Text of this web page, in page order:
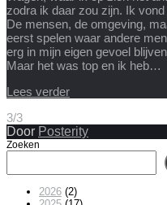
zodra ik daar zou zijn. Ik
De mensen, de omgeving,
eerst spelen waar andere
erg in mijn eigen gevoel
Maar het was top en ik heb…
Lees verder
3/3
Door Posterity
Zoeken
2026 (2)